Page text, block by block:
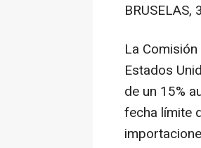
BRUSELAS,
La
Estados
de un 15%
fecha límite